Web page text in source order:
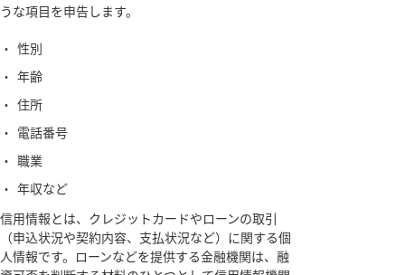
うな項目を申告します。
・ 性別
・ 年齢
・ 住所
・ 電話番号
・ 職業
・ 年収など
信用情報とは、クレジットカードやローンの取引
（申込状況や契約内容、支払状況など）に関する個
人情報です。ローンなどを提供する金融機関は、融